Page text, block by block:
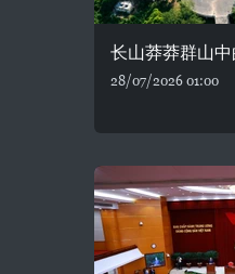
长山莽莽群山
28/07/2026 01:00